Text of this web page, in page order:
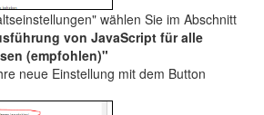
wählen Sie im Abschnitt
von JavaScript für alle
(empfohlen)"
neue Einstellung mit dem Button